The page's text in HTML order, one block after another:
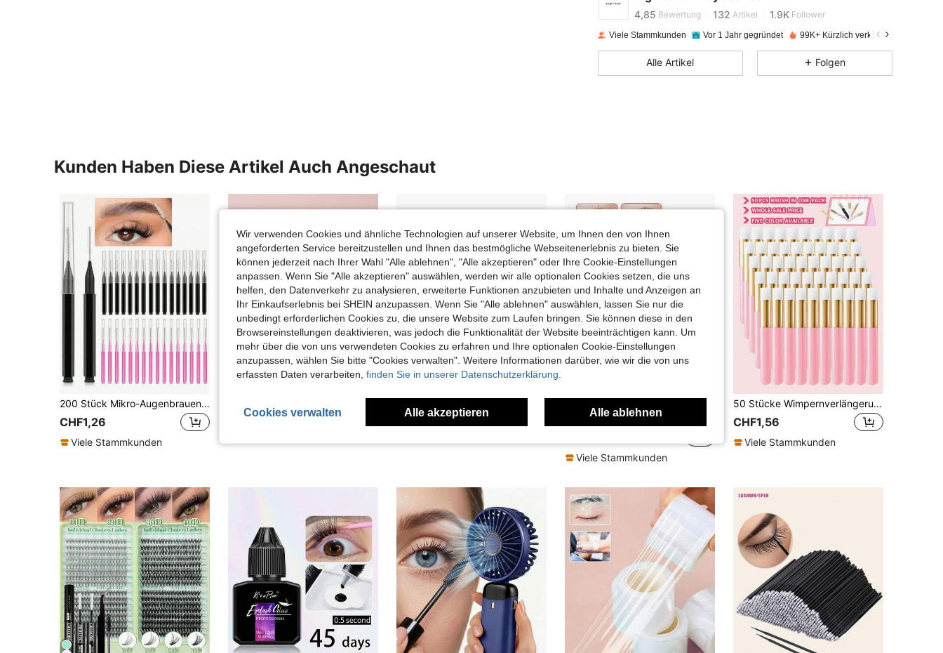
4,85 Bewertung 132 Artikel 1.9K Follower
4,85
1.9K
4,85 1.9K
4,85
Viele Stammkunden Vor 1 Jahr gegründet 99K+ Kürzlich verkauft
Alle Artikel Folgen
Kunden Haben Diese Artikel Auch Angeschaut
200 Stück Mikro-Augenbrauenbürsten mit Kappen zum Formen, Füllen, Färben und Pflegen der Augenbrauen sowie für Wimpern und als Lidschattenpinsel
CHF1,26
Viele Stammkunden
CHF1,11 #9 Bestseller
Viele Stammkunden
50 Stücke Wimpernverlängerungs-Reinigungspinsel, Nasen-Mitesser-Reinigungs-Mikropinsel, Augenbrauen- & Wimpern-Reinigungsschaumstoffpinsel
CHF1,56
Viele Stammkunden
Wir verwenden Cookies und ähnliche Technologien auf unserer Website, um Ihnen den von Ihnen
angeforderten Service bereitzustellen und Ihnen das bestmögliche Webseitenerlebnis zu bieten. Sie
können jederzeit nach Ihrer Wahl "Alle ablehnen", "Alle akzeptieren" oder Ihre Cookie-Einstellungen
anpassen. Wenn Sie "Alle akzeptieren" auswählen, werden wir alle optionalen Cookies setzen, die uns
helfen, den Datenverkehr zu analysieren, erweiterte Funktionen anzubieten und Inhalte und Anzeigen an
Ihr Einkaufserlebnis bei SHEIN anzupassen. Wenn Sie "Alle ablehnen" auswählen, lassen Sie nur die
unbedingt erforderlichen Cookies zu, die unsere Website zum Laufen bringen. Sie können diese in den
Browsereinstellungen deaktivieren, was jedoch die Funktionalität der Website beeinträchtigen kann. Um
mehr über die von uns verwendeten Cookies zu erfahren und Ihre optionalen Cookie-Einstellungen
anzupassen, wählen Sie bitte "Cookies verwalten". Weitere Informationen darüber, wie wir die von uns
erfassten Daten verarbeiten, finden Sie in unserer Datenschutzerklärung.
Cookies verwalten Alle akzeptieren Alle ablehnen